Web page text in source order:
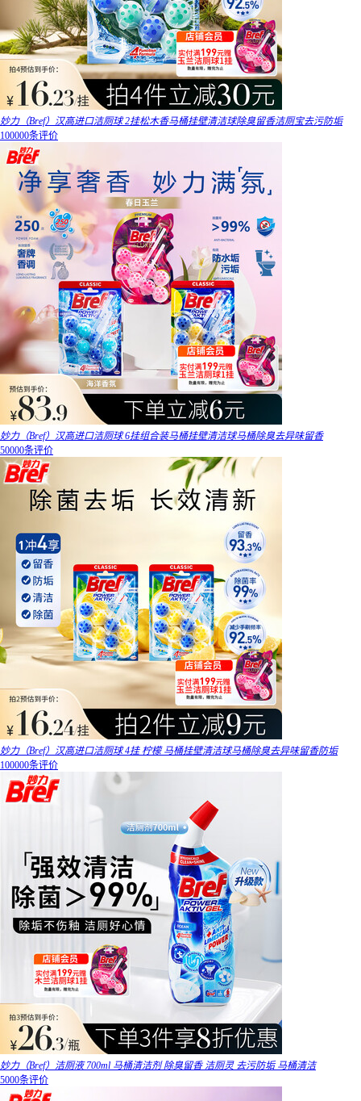
妙力（Bref）汉高进口洁厕球 2挂松木香马桶挂壁清洁球除臭留香洁厕宝去污防垢
100000条评价
妙力（Bref）汉高进口洁厕球 6挂组合装马桶挂壁清洁球马桶除臭去异味留香
50000条评价
妙力（Bref）汉高进口洁厕球 4挂 柠檬 马桶挂壁清洁球马桶除臭去异味留香防垢
100000条评价
妙力（Bref）洁厕液 700ml 马桶清洁剂 除臭留香 洁厕灵 去污防垢 马桶清洁
5000条评价